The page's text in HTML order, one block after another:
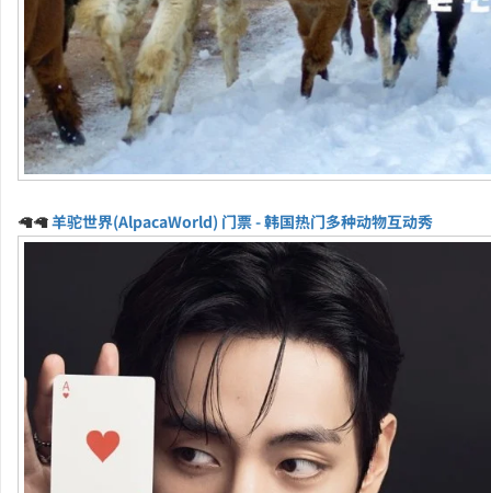
🦙🦙羊驼世界(AlpacaWorld) 门票 - 韩国热门多种动物互动秀